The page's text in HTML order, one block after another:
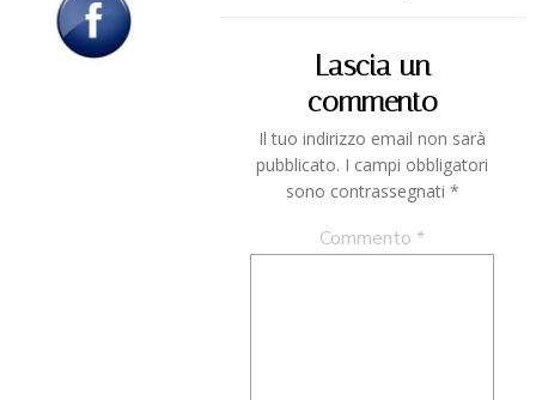
Lascia un
commento
Il tuo indirizzo email non sarà
pubblicato. I campi obbligatori
sono contrassegnati *
Commento *